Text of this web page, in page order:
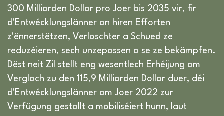
300 Milliarden Dollar pro Joer bis 2035 vir, fir
d'Entwécklungslänner an hiren Efforten
z'ënnerstëtzen, Verloschter a Schued ze
reduzéieren, sech unzepassen a se ze bekämpfen.
Dëst neit Zil stellt eng wesentlech Erhéijung am
Verglach zu den 115,9 Milliarden Dollar duer, déi
d'Entwécklungslänner am Joer 2022 zur
Verfügung gestallt a mobiliséiert hunn, laut